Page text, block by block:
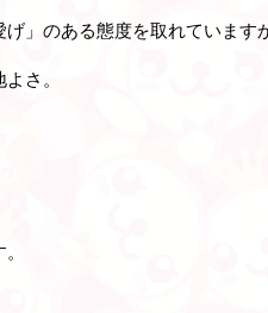
」のある態度を取れています
さ。